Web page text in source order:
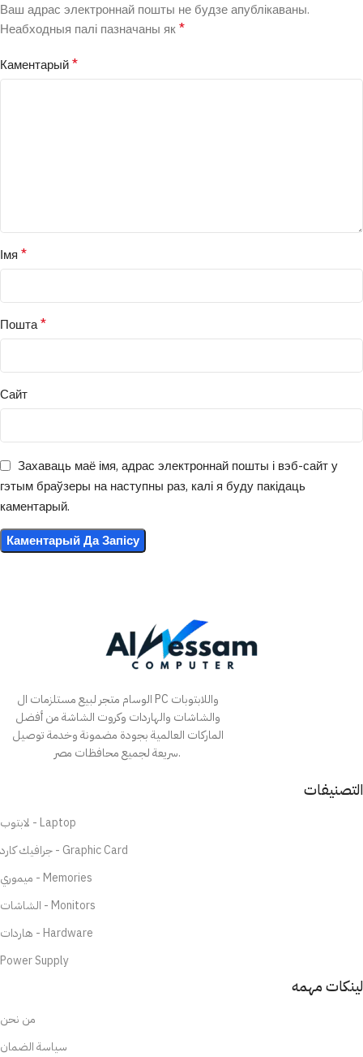
Ваш адрас электроннай пошты не будзе апублікаваны.
Неабходныя палі пазначаны як*
Каментарый*
Імя *
Пошта*
Сайт
Захаваць маё імя, адрас электроннай пошты і вэб-сайт у
гэтым браўзеры на наступны раз, калі я буду пакідаць
каментарый.
الوسام متجر لبيع مستلزمات ال PC واللابتوبات
والشاشات والهاردات وكروت الشاشة من أفضل
الماركات العالمية بجودة مضمونة وخدمة توصيل
سريعة لجميع محافظات مصر.
التصنيفات
لابتوب - Laptop
جرافيك كارد - Graphic Card
ميموري - Memories
الشاشات - Monitors
هاردات - Hardware
Power Supply
لينكات مهمه
من نحن
سياسة الضمان